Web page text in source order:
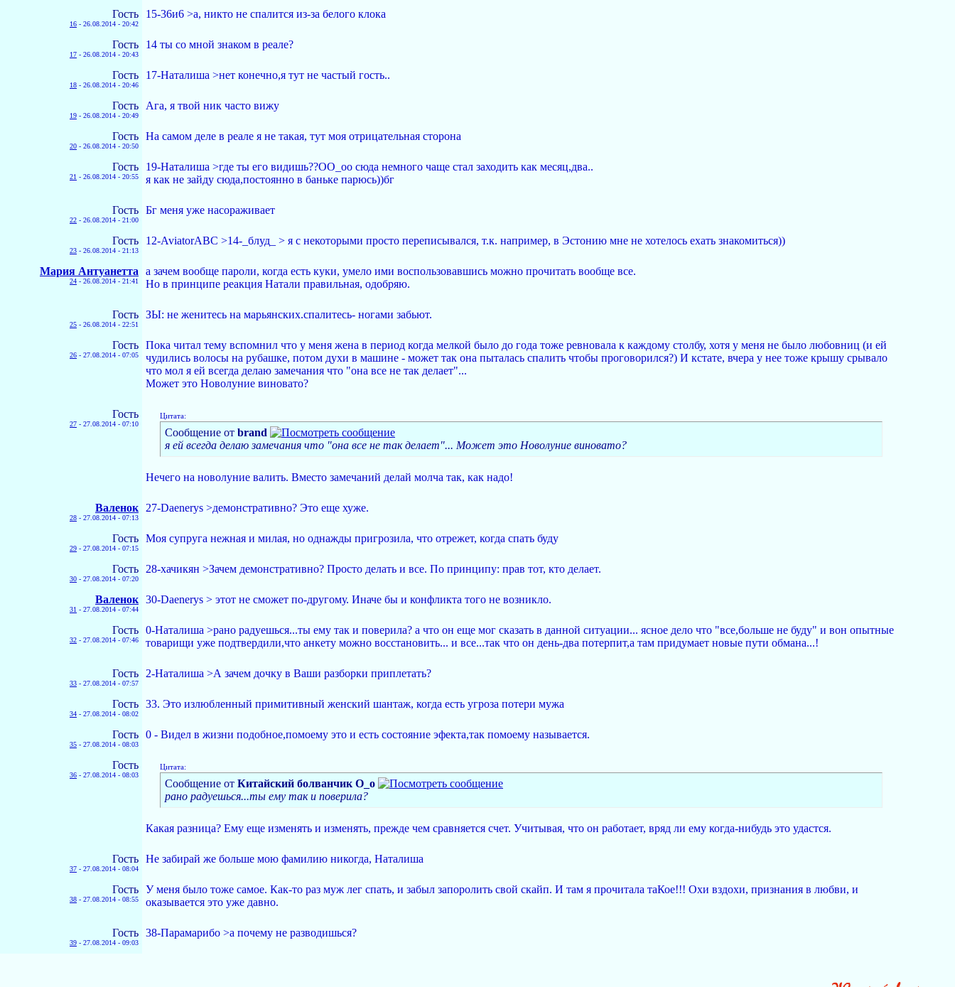
Гость
16 - 26.08.2014 - 20:42
15-36и6 >а, никто не спалится из-за белого клока
Гость
17 - 26.08.2014 - 20:43
14 ты со мной знаком в реале?
Гость
18 - 26.08.2014 - 20:46
17-Наталиша >нет конечно,я тут не частый гость..
Гость
19 - 26.08.2014 - 20:49
Ага, я твой ник часто вижу
Гость
20 - 26.08.2014 - 20:50
На самом деле в реале я не такая, тут моя отрицательная сторона
Гость
21 - 26.08.2014 - 20:55
19-Наталиша >где ты его видишь??ОО_оо сюда немного чаще стал заходить как месяц,два..
я как не зайду сюда,постоянно в баньке парюсь))бг
Гость
22 - 26.08.2014 - 21:00
Бг меня уже насораживает
Гость
23 - 26.08.2014 - 21:13
12-AviatorABC >14-_блуд_ > я с некоторыми просто переписывался, т.к. например, в Эстонию мне не хотелось ехать знакомиться))
Мария Антуанетта
24 - 26.08.2014 - 21:41
а зачем вообще пароли, когда есть куки, умело ими воспользовавшись можно прочитать вообще все.
Но в принципе реакция Натали правильная, одобряю.
Гость
25 - 26.08.2014 - 22:51
ЗЫ: не женитесь на марьянских.спалитесь- ногами забьют.
Гость
26 - 27.08.2014 - 07:05
Пока читал тему вспомнил что у меня жена в период когда мелкой было до года тоже ревновала к каждому столбу, хотя у меня не было любовниц (и ей
чудились волосы на рубашке, потом духи в машине - может так она пыталась спалить чтобы проговорился?) И кстате, вчера у нее тоже крышу срывало
что мол я ей всегда делаю замечания что "она все не так делает"...
Может это Новолуние виновато?
Гость
27 - 27.08.2014 - 07:10
Цитата:
Сообщение от brand
я ей всегда делаю замечания что "она все не так делает"... Может это Новолуние виновато?
Нечего на новолуние валить. Вместо замечаний делай молча так, как надо!
Валенок
28 - 27.08.2014 - 07:13
27-Daenerys >демонстративно? Это еще хуже.
Гость
29 - 27.08.2014 - 07:15
Моя супруга нежная и милая, но однажды пригрозила, что отрежет, когда спать буду
Гость
30 - 27.08.2014 - 07:20
28-хачикян >Зачем демонстративно? Просто делать и все. По принципу: прав тот, кто делает.
Валенок
31 - 27.08.2014 - 07:44
30-Daenerys > этот не сможет по-другому. Иначе бы и конфликта того не возникло.
Гость
32 - 27.08.2014 - 07:46
0-Наталиша >рано радуешься...ты ему так и поверила? а что он еще мог сказать в данной ситуации... ясное дело что "все,больше не буду" и вон опытные
товарищи уже подтвердили,что анкету можно восстановить... и все...так что он день-два потерпит,а там придумает новые пути обмана...!
Гость
33 - 27.08.2014 - 07:57
2-Наталиша >А зачем дочку в Ваши разборки приплетать?
Гость
34 - 27.08.2014 - 08:02
33. Это излюбленный примитивный женский шантаж, когда есть угроза потери мужа
Гость
35 - 27.08.2014 - 08:03
0 - Видел в жизни подобное,помоему это и есть состояние эфекта,так помоему называется.
Гость
36 - 27.08.2014 - 08:03
Цитата:
Сообщение от Китайский болванчик О_о
рано радуешься...ты ему так и поверила?
Какая разница? Ему еще изменять и изменять, прежде чем сравняется счет. Учитывая, что он работает, вряд ли ему когда-нибудь это удастся.
Гость
37 - 27.08.2014 - 08:04
Не забирай же больше мою фамилию никогда, Наталиша
Гость
38 - 27.08.2014 - 08:55
У меня было тоже самое. Как-то раз муж лег спать, и забыл запоролить свой скайп. И там я прочитала таКое!!! Охи вздохи, признания в любви, и
оказывается это уже давно.
Гость
39 - 27.08.2014 - 09:03
38-Парамарибо >а почему не разводишься?